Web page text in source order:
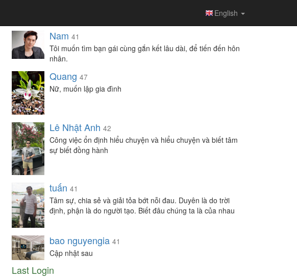
English
Nam 41
Tôi muốn tìm bạn gái cùng gắn kết lâu dài, để tiến đến hôn
nhân.
Quang 47
Nữ, muốn lập gia đình
Lê Nhật Anh 42
Công việc ổn định hiểu chuyện và hiểu chuyện và biết tâm
sự biết đồng hành
tuấn 41
Tâm sự, chia sẻ và giải tỏa bớt nỗi đau. Duyên là do trời
định, phận là do người tạo. Biết đâu chúng ta là của nhau
bao nguyengia 41
Cập nhật sau
Last Login